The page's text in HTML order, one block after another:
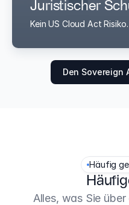
Juristischer
Kein US Cloud Act Risiko.
Den Sovereign
Häufig
Alles, was Sie